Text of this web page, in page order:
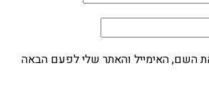
השם, האימייל והאתר שלי לפעם הבאה